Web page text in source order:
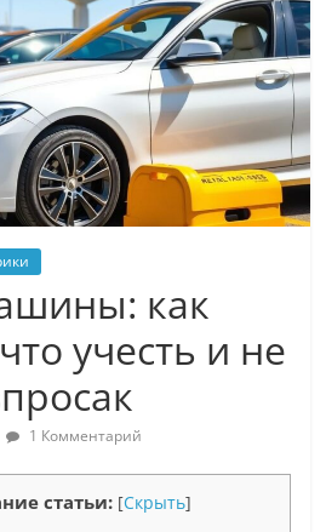
как
учесть и не
1 Комментарий
статьи: [Скрыть]